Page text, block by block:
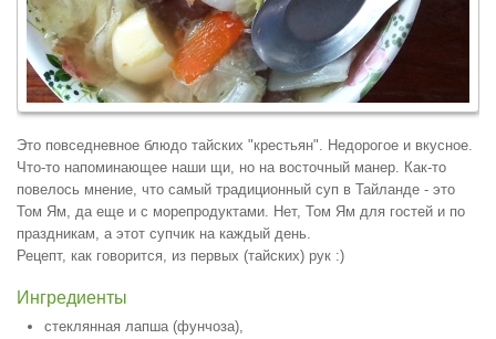
Это повседневное блюдо тайских "крестьян". Недорогое и вкусное.
Что-то напоминающее наши щи, но на восточный манер. Как-то
повелось мнение, что самый традиционный суп в Тайланде - это
Том Ям, да еще и с морепродуктами. Нет, Том Ям для гостей и по
праздникам, а этот супчик на каждый день.
Рецепт, как говорится, из первых (тайских) рук :)
Ингредиенты
стеклянная лапша (фунчоза),